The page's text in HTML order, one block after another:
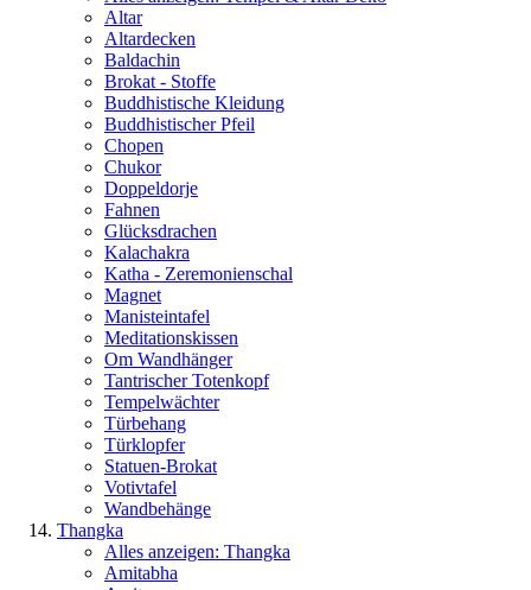
Altar
Altardecken
Baldachin
Brokat - Stoffe
Buddhistische Kleidung
Buddhistischer Pfeil
Chopen
Chukor
Doppeldorje
Fahnen
Glücksdrachen
Kalachakra
Katha - Zeremonienschal
Magnet
Manisteintafel
Meditationskissen
Om Wandhänger
Tantrischer Totenkopf
Tempelwächter
Türbehang
Türklopfer
Statuen-Brokat
Votivtafel
Wandbehänge
Thangka
Alles anzeigen: Thangka
Amitabha